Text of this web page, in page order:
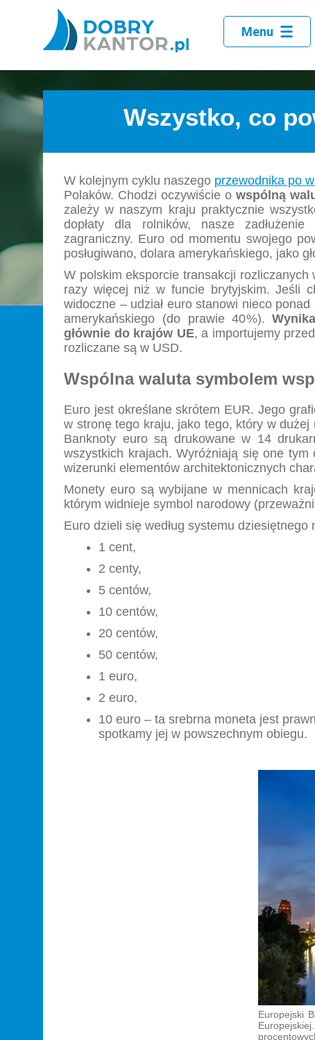
Menu
Wszystko, co
W kolejnym cyklu naszego przewodnika po
Polaków. Chodzi oczywiście owspólną
zależy w naszym kraju praktycznie
dopłaty dla rolników, nasze
zagraniczny. Euro od momentu swojego
posługiwano, dolara amerykańskiego, jako
W polskim eksporcie transakcji
razy więcej niż w funcie brytyjskim. Jeśli
widoczne – udział euro stanowi nieco
amerykańskiego (do prawie 40%).
głównie do krajów UE, a importujemy
rozliczane są w USD.
Wspólna waluta symbolem
Euro jest określane skrótem EUR. Jego
w stronę tego kraju, jako tego, który w dużej
Banknoty euro są drukowane w 14
wszystkich krajach. Wyróżniają się one
wizerunki elementów architektonicznych
Monety euro są wybijane w mennicach
którym widnieje symbol narodowy
Euro dzieli się według systemu
1 cent,
2 centy,
5 centów,
10 centów,
20 centów,
50 centów,
1 euro,
2 euro,
10 euro – ta srebrna moneta jest
spotkamy jej w powszechnym obiegu.
Europejski